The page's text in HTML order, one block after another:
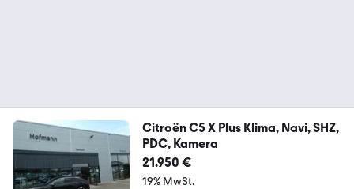
Citroën C5 X Plus Klima, Navi, SHZ,
PDC, Kamera
21.950 €
19% MwSt.